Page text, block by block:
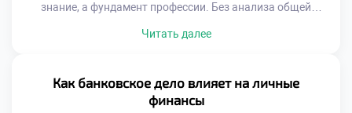
знание, а фундамент профессии. Без анализа общей
взвешенные решения по кредитованию, управлению
клиента, но и контекст страны, в которой этот клиент
живёт и ведёт бизнес. Макроэкономические процессы
напрямую определяют […]
Читать далее
Как банковское дело влияет на личные
финансы